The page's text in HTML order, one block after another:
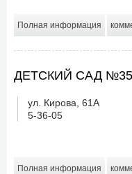
Полная информация
ДЕТСКИЙ САД №35
ул. Кирова, 61А
5-36-05
Полная информация